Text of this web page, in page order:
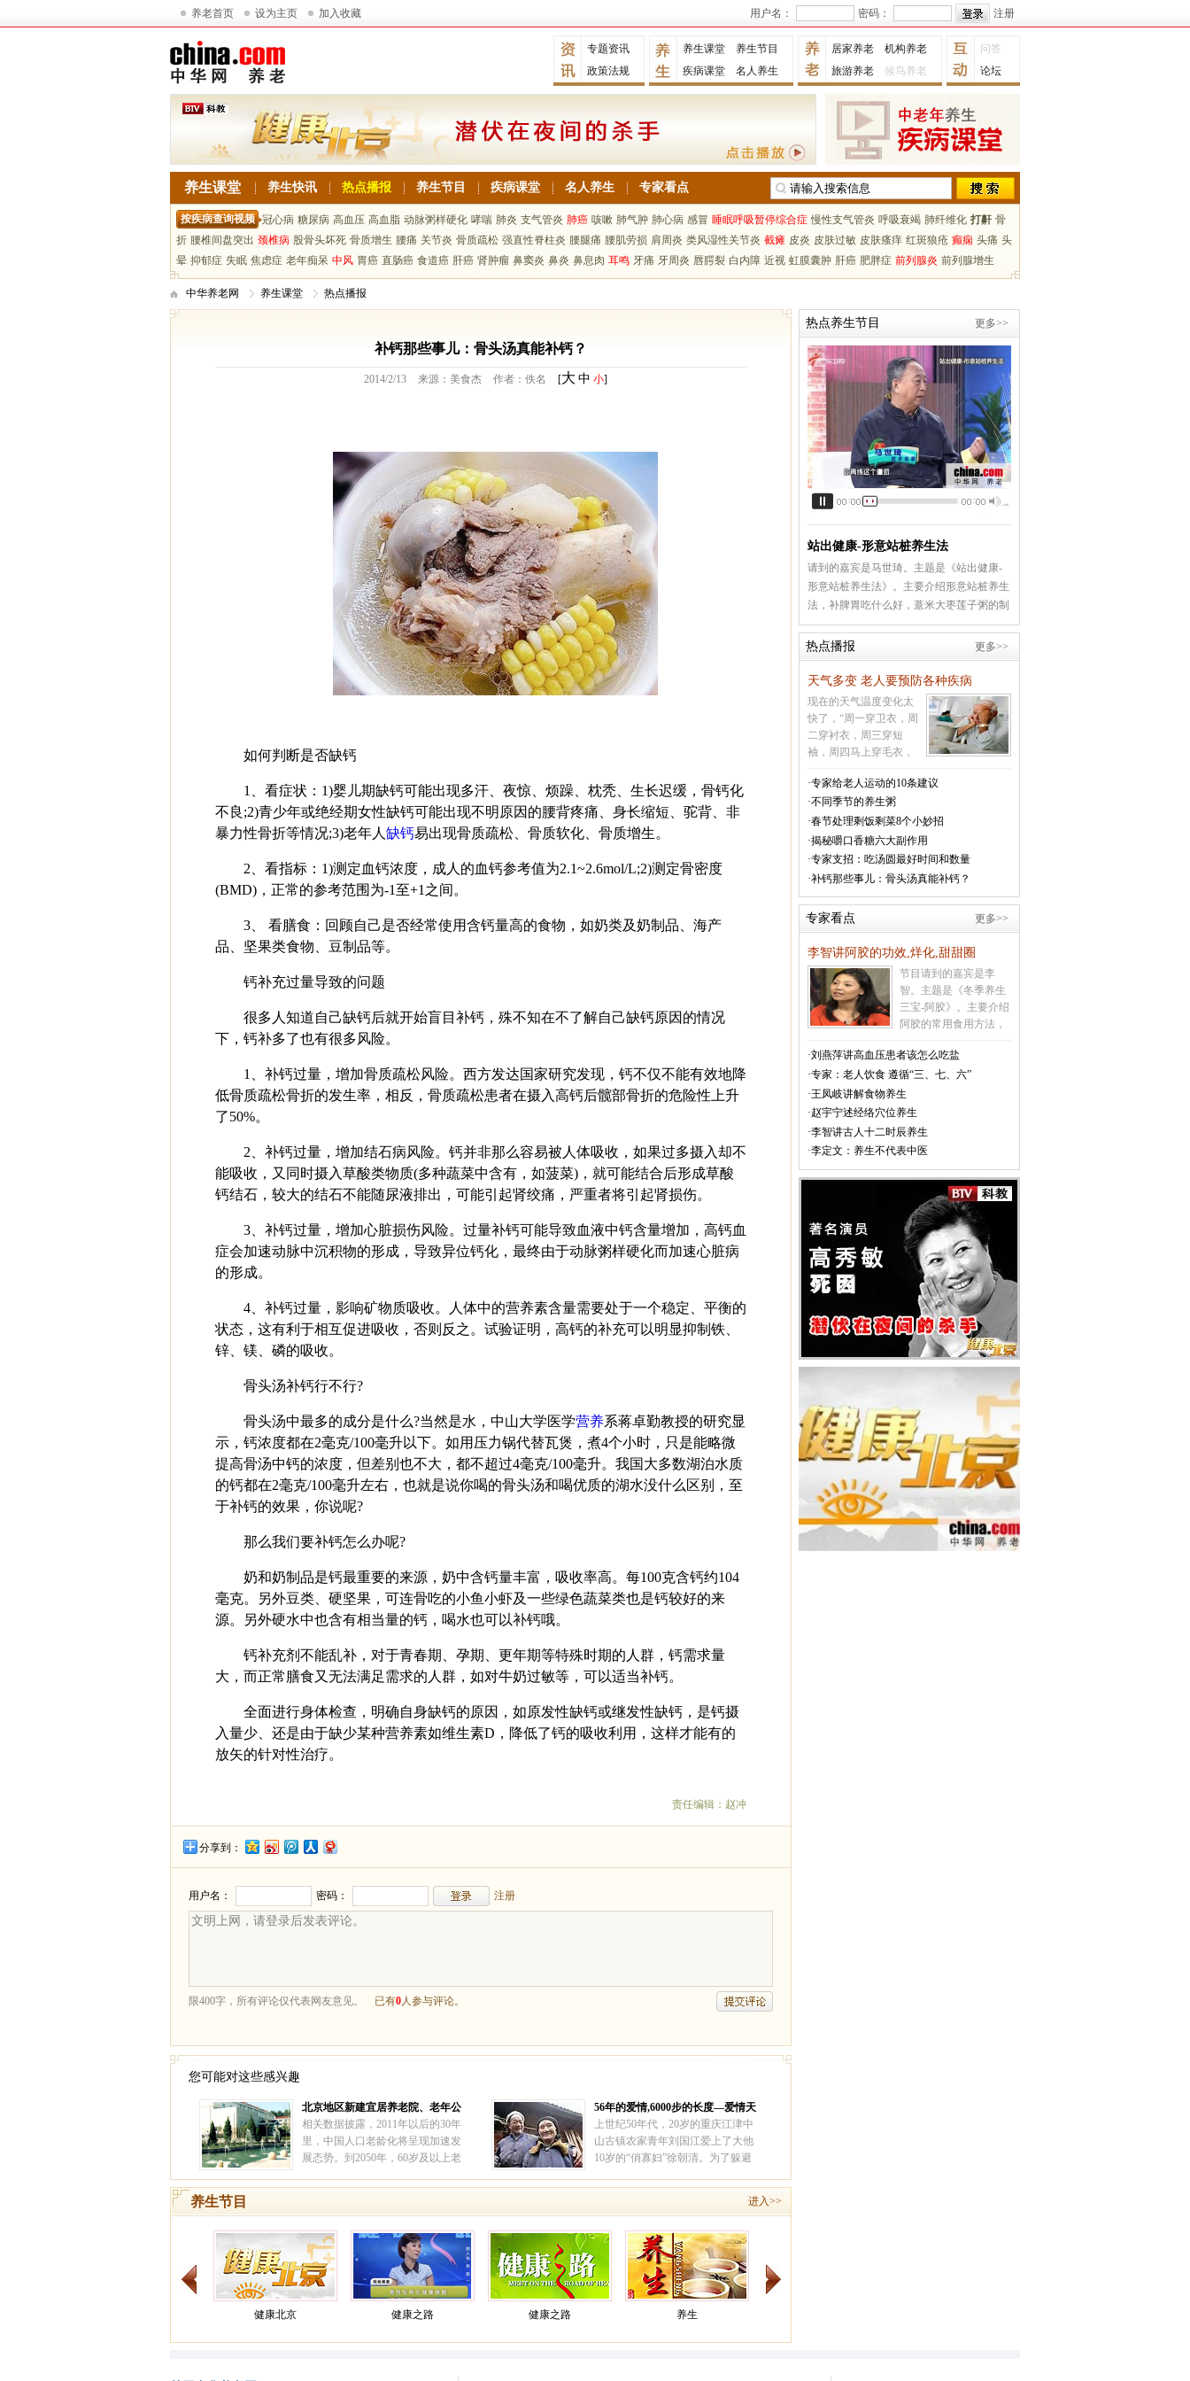
养老首页 设为主页 加入收藏 用户名： 密码： 注册
专题资讯
政策法规
养生课堂
养生节目
疾病课堂
名人养生
居家养老
机构养老
旅游养老
候鸟养老
问答
论坛
养生课堂 养生快讯 热点播报 养生节目 疾病课堂 名人养生 专家看点
按疾病查询视频 冠心病 糖尿病 高血压 高血脂 动脉粥样硬化 哮喘 肺炎 支气管炎 肺癌 咳嗽 肺气肿 肺心病 感冒 睡眠呼吸暂停综合症 慢性支气管炎 呼吸衰竭 肺纤维化 打鼾 骨
折 腰椎间盘突出 颈椎病 股骨头坏死 骨质增生 腰痛 关节炎 骨质疏松 强直性脊柱炎 腰腿痛 腰肌劳损 肩周炎 类风湿性关节炎 截瘫 皮炎 皮肤过敏 皮肤瘙痒 红斑狼疮 癫痫 头痛 头
晕 抑郁症 失眠 焦虑症 老年痴呆 中风 胃癌 直肠癌 食道癌 肝癌 肾肿瘤 鼻窦炎 鼻炎 鼻息肉 耳鸣 牙痛 牙周炎 唇腭裂 白内障 近视 虹膜囊肿 肝癌 肥胖症 前列腺炎 前列腺增生
中华养老网 养生课堂 热点播报
补钙那些事儿：骨头汤真能补钙？
2014/2/13 来源：美食杰 作者：佚名 [大 中 小]
如何判断是否缺钙
1、看症状：1)婴儿期缺钙可能出现多汗、夜惊、烦躁、枕秃、生长迟缓，骨钙化
不良;2)青少年或绝经期女性缺钙可能出现不明原因的腰背疼痛、身长缩短、驼背、非
暴力性骨折等情况;3)老年人 缺钙易出现骨质疏松、骨质软化、骨质增生。
2、看指标：1)测定血钙浓度，成人的血钙参考值为2.1~2.6mol/L;2)测定骨密度
(BMD)，正常的参考范围为-1至+1之间。
3、 看膳食：回顾自己是否经常使用含钙量高的食物，如奶类及奶制品、海产
品、坚果类食物、豆制品等。
钙补充过量导致的问题
很多人知道自己缺钙后就开始盲目补钙，殊不知在不了解自己缺钙原因的情况
下，钙补多了也有很多风险。
1、补钙过量，增加骨质疏松风险。西方发达国家研究发现，钙不仅不能有效地降
低骨质疏松骨折的发生率，相反，骨质疏松患者在摄入高钙后髋部骨折的危险性上升
了50%。
2、补钙过量，增加结石病风险。钙并非那么容易被人体吸收，如果过多摄入却不
能吸收，又同时摄入草酸类物质(多种蔬菜中含有，如菠菜)，就可能结合后形成草酸
钙结石，较大的结石不能随尿液排出，可能引起肾绞痛，严重者将引起肾损伤。
3、补钙过量，增加心脏损伤风险。过量补钙可能导致血液中钙含量增加，高钙血
症会加速动脉中沉积物的形成，导致异位钙化，最终由于动脉粥样硬化而加速心脏病
的形成。
4、补钙过量，影响矿物质吸收。人体中的营养素含量需要处于一个稳定、平衡的
状态，这有利于相互促进吸收，否则反之。试验证明，高钙的补充可以明显抑制铁、
锌、镁、磷的吸收。
骨头汤补钙行不行?
骨头汤中最多的成分是什么?当然是水，中山大学医学营养系蒋卓勤教授的研究显
示，钙浓度都在2毫克/100毫升以下。如用压力锅代替瓦煲，煮4个小时，只是能略微
提高骨汤中钙的浓度，但差别也不大，都不超过4毫克/100毫升。我国大多数湖泊水质
的钙都在2毫克/100毫升左右，也就是说你喝的骨头汤和喝优质的湖水没什么区别，至
于补钙的效果，你说呢?
那么我们要补钙怎么办呢?
奶和奶制品是钙最重要的来源，奶中含钙量丰富，吸收率高。每100克含钙约104
毫克。另外豆类、硬坚果，可连骨吃的小鱼小虾及一些绿色蔬菜类也是钙较好的来
源。另外硬水中也含有相当量的钙，喝水也可以补钙哦。
钙补充剂不能乱补，对于青春期、孕期、更年期等特殊时期的人群，钙需求量
大，而正常膳食又无法满足需求的人群，如对牛奶过敏等，可以适当补钙。
全面进行身体检查，明确自身缺钙的原因，如原发性缺钙或继发性缺钙，是钙摄
入量少、还是由于缺少某种营养素如维生素D，降低了钙的吸收利用，这样才能有的
放矢的针对性治疗。
责任编辑：赵冲
分享到：
您可能对这些感兴趣
北京地区新建宜居养老院、老年公
寓 ——北京汇晨老年公寓北苑分院
相关数据披露，2011年以后的30年
里，中国人口老龄化将呈现加速发
展态势。到2050年，60岁及以上老
入深度老龄化阶段。[详情]
56年的爱情,6000步的长度—爱情天
梯
上世纪50年代，20岁的重庆江津中
山古镇农家青年刘国江爱上了大他
10岁的“俏寡妇”徐朝清。为了躲避
老林。为让徐朝清出行安全，刘国
江一辈子都忙着在悬崖峭壁上凿石
被称为“爱情天梯”。[详情]
养生节目 进入>>
健康北京 健康之路 健康之路 养生
热点养生节目 更多>>
站出健康-形意站桩养生法
请到的嘉宾是马世琦。主题是《站出健康-
形意站桩养生法》。主要介绍形意站桩养生
法，补脾胃吃什么好，薏米大枣莲子粥的制
作方法等相关内容[详情]
热点播报 更多>>
天气多变 老人要预防各种疾病
现在的天气温度变化太
快了，“周一穿卫衣，周
二穿衬衣，周三穿短
袖，周四马上穿毛衣，
周日又让你穿羽绒衣”，
这样的天气让很多的老
年人受不了，就会生
病，很多的疾病就会因
为气温的变化而引发。
的天气变化的很快，老
年人及有心脑血管病史
的人在这种天气要特别
注意防范心脑血管意外
的发生[详情]
·专家给老人运动的10条建议
·不同季节的养生粥
·春节处理剩饭剩菜8个小妙招
·揭秘嚼口香糖六大副作用
·专家支招：吃汤圆最好时间和数量
·补钙那些事儿：骨头汤真能补钙？
专家看点 更多>>
李智讲阿胶的功效,烊化,甜甜圈
节目请到的嘉宾是李
智。主题是《冬季养生
三宝-阿胶》。主要介绍
阿胶的常用食用方法，
何辨别真假阿胶，不宜
食用阿胶的人群，甜甜
圈的制作方法等相关内
容[详情]
·刘燕萍讲高血压患者该怎么吃盐
·专家：老人饮食 遵循“三、七、六”
·王凤岐讲解食物养生
·赵宇宁述经络穴位养生
·李智讲古人十二时辰养生
·李定文：养生不代表中医